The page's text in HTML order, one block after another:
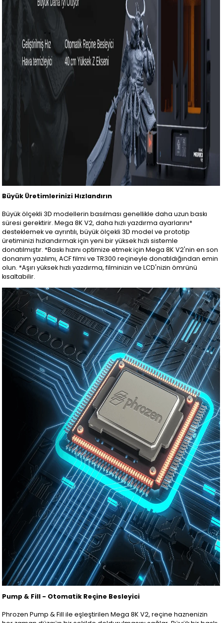
Büyük Üretimlerinizi Hızlandırın
Büyük ölçekli 3D modellerin basılması genellikle daha uzun baskı
süresi gerektirir. Mega 8K V2, daha hızlı yazdırma ayarlarını*
desteklemek ve ayrıntılı, büyük ölçekli 3D model ve prototip
üretiminizi hızlandırmak için yeni bir yüksek hızlı sistemle
donatılmıştır. *Baskı hızını optimize etmek için Mega 8K V2'nin en son
donanım yazılımı, ACF filmi ve TR300 reçineyle donatıldığından emin
olun. *Aşırı yüksek hızlı yazdırma, filminizin ve LCD'nizin ömrünü
kısaltabilir.
Pump & Fill - Otomatik Reçine Besleyici
Phrozen Pump & Fill ile eşleştirilen Mega 8K V2, reçine haznenizin